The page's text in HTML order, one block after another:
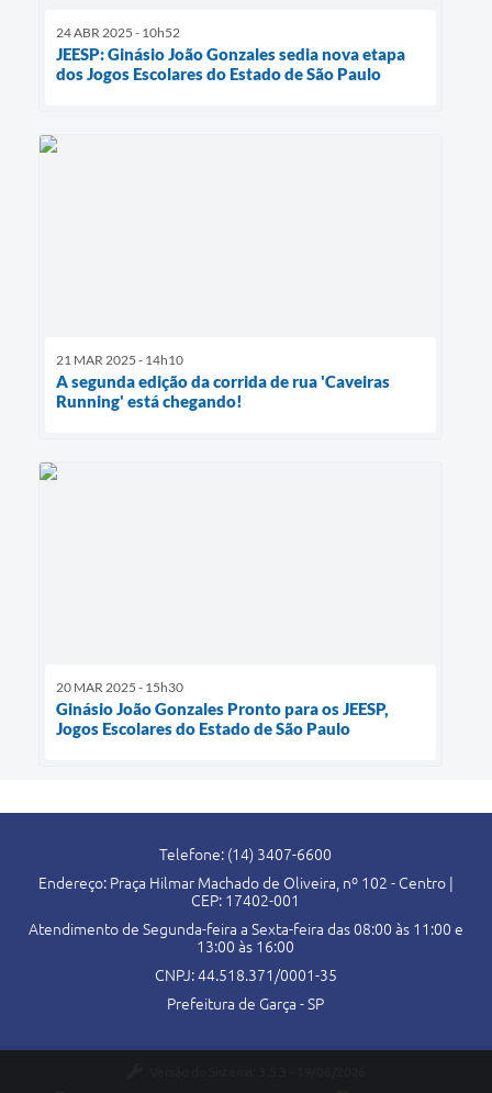
24 ABR 2025 - 10h52
JEESP: Ginásio João Gonzales sedia nova etapa
dos Jogos Escolares do Estado de São Paulo
21 MAR 2025 - 14h10
A segunda edição da corrida de rua 'Caveiras
Running' está chegando!
20 MAR 2025 - 15h30
Ginásio João Gonzales Pronto para os JEESP,
Jogos Escolares do Estado de São Paulo
Telefone: (14) 3407-6600
Endereço: Praça Hilmar Machado de Oliveira, nº 102 - Centro |
CEP: 17402-001
Atendimento de Segunda-feira a Sexta-feira das 08:00 às 11:00 e
13:00 às 16:00
CNPJ: 44.518.371/0001-35
Prefeitura de Garça - SP